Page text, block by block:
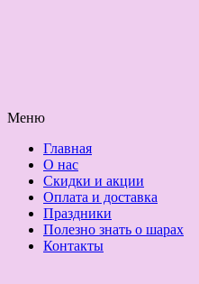
Меню
Главная
О нас
Скидки и акции
Оплата и доставка
Праздники
Полезно знать о шарах
Контакты